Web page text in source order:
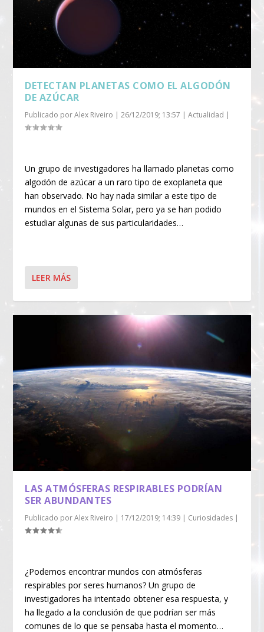
DETECTAN PLANETAS COMO EL ALGODÓN
DE AZÚCAR
Publicado porAlex Riveiro |26/12/2019; 13:57 |Actualidad |
Un grupo de investigadores ha llamado planetas como
algodón de azúcar a un raro tipo de exoplaneta que
han observado. No hay nada similar a este tipo de
mundos en el Sistema Solar, pero ya se han podido
estudiar algunas de sus particularidades…
LEER MÁS
LAS ATMÓSFERAS RESPIRABLES PODRÍAN
SER ABUNDANTES
Publicado porAlex Riveiro | 17/12/2019; 14:39 | Curiosidades |
¿Podemos encontrar mundos con atmósferas
respirables por seres humanos? Un grupo de
investigadores ha intentado obtener esa respuesta, y
ha llegado a la conclusión de que podrían ser más
comunes de lo que se pensaba hasta el momento…